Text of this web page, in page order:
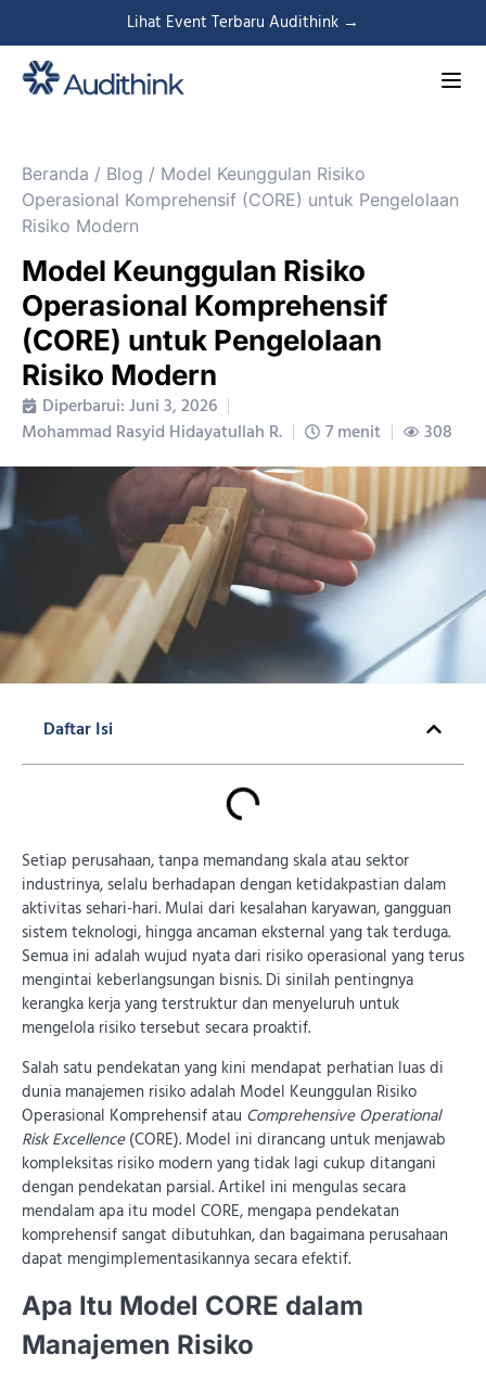
Lihat Event Terbaru Audithink →
Beranda / Blog / Model Keunggulan Risiko
Operasional Komprehensif (CORE) untuk Pengelolaan
Risiko Modern
Model Keunggulan Risiko
Operasional Komprehensif
(CORE) untuk Pengelolaan
Risiko Modern
Diperbarui: Juni 3, 2026
Mohammad Rasyid Hidayatullah R.
7 menit 308
Daftar Isi
Setiap perusahaan, tanpa memandang skala atau sektor
industrinya, selalu berhadapan dengan ketidakpastian dalam
aktivitas sehari-hari. Mulai dari kesalahan karyawan, gangguan
sistem teknologi, hingga ancaman eksternal yang tak terduga.
Semua ini adalah wujud nyata dari risiko operasional yang terus
mengintai keberlangsungan bisnis. Di sinilah pentingnya
kerangka kerja yang terstruktur dan menyeluruh untuk
mengelola risiko tersebut secara proaktif.
Salah satu pendekatan yang kini mendapat perhatian luas di
dunia manajemen risiko adalah Model Keunggulan Risiko
Operasional Komprehensif atau Comprehensive Operational
Risk Excellence(CORE). Model ini dirancang untuk menjawab
kompleksitas risiko modern yang tidak lagi cukup ditangani
dengan pendekatan parsial. Artikel ini mengulas secara
mendalam apa itu model CORE, mengapa pendekatan
komprehensif sangat dibutuhkan, dan bagaimana perusahaan
dapat mengimplementasikannya secara efektif.
Apa Itu Model CORE dalam
Manajemen Risiko